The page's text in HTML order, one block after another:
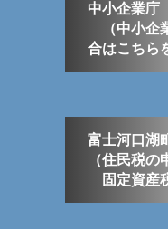
中小企業庁
（中小企
合はこちら
富士河口湖
（住民税
固定資産